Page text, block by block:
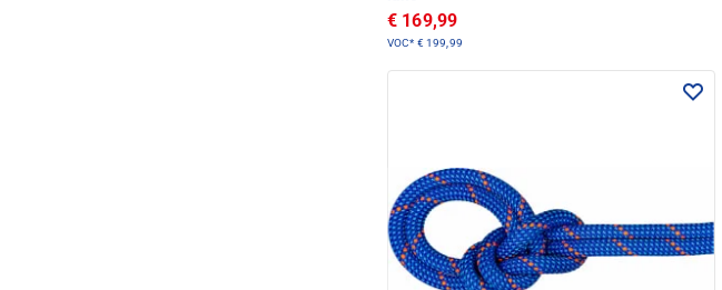
€ 169,99
VOC* € 199,99